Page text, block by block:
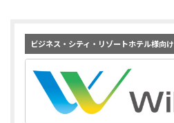
ビジネス・シティ・リゾートホテル様向け